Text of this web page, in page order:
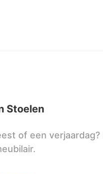
Stoelen
of een verjaardag?